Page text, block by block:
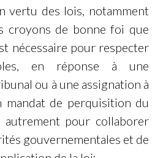
vertu des lois, notamment
croyons de bonne foi que
nécessaire pour respecter
en réponse à une
ou à une assignation à
de perquisition du
autrement pour collaborer
gouvernementales et de